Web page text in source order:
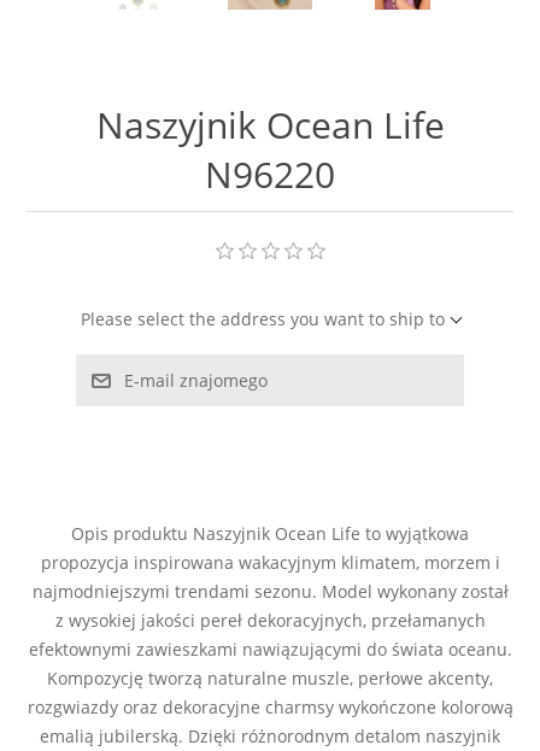
LABRADORYT
RODOCHROZYT
Naszyjnik Ocean Life
N96220
Please select the address you want to ship to
E-mail znajomego
Opis produktu Naszyjnik Ocean Life to wyjątkowa
propozycja inspirowana wakacyjnym klimatem, morzem i
najmodniejszymi trendami sezonu. Model wykonany został
z wysokiej jakości pereł dekoracyjnych, przełamanych
efektownymi zawieszkami nawiązującymi do świata oceanu.
Kompozycję tworzą naturalne muszle, perłowe akcenty,
rozgwiazdy oraz dekoracyjne charmsy wykończone kolorową
emalią jubilerską. Dzięki różnorodnym detalom naszyjnik